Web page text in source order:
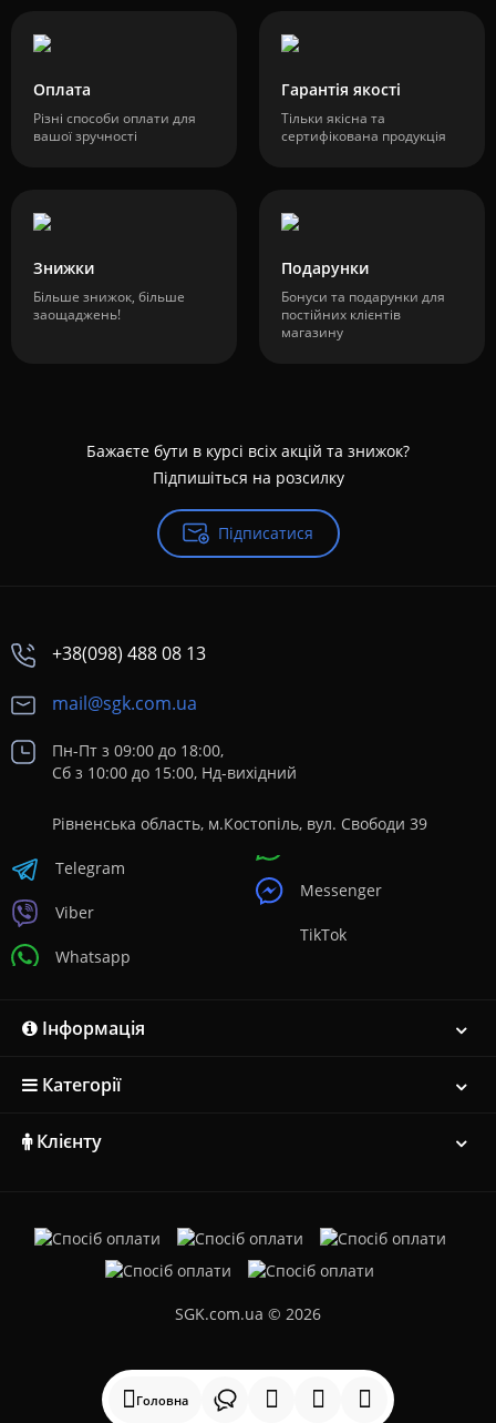
Головна
Оплата
Різні способи оплати для
вашої зручності
Гарантія якості
Тільки якісна та
сертифікована продукція
Знижки
Більше знижок, більше
заощаджень!
Подарунки
Бонуси та подарунки для
постійних клієнтів
магазину
Бажаєте бути в курсі всіх акцій та знижок?
Підпишіться на розсилку
Підписатися
+38(098) 488 08 13
mail@sgk.com.ua
Пн-Пт з 09:00 до 18:00,
Сб з 10:00 до 15:00, Нд-вихідний
Рівненська область, м.Костопіль, вул. Свободи 39
Telegram
Viber
Whatsapp
Messenger
TikTok
Інформація
Категорії
Клієнту
SGK.com.ua © 2026